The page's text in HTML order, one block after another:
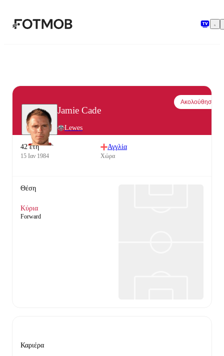
Jamie Cade
Lewes
Ακολούθησε
42 έτη
15 Ιαν 1984
Αγγλία
Χώρα
Θέση
Κύρια
Forward
Καριέρα